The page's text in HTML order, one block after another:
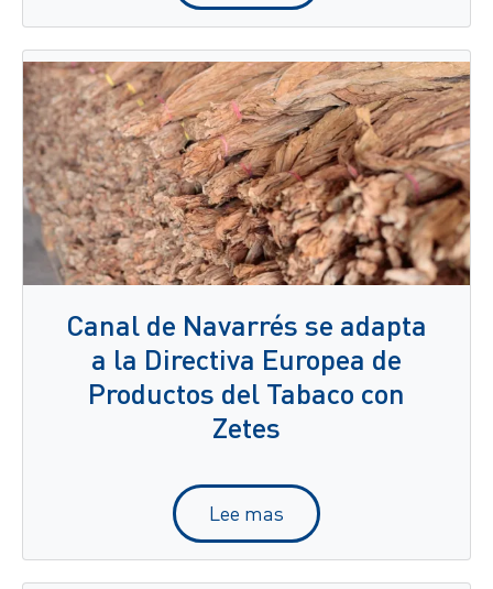
Canal de Navarrés se adapta
a la Directiva Europea de
Productos del Tabaco con
Zetes
Lee mas